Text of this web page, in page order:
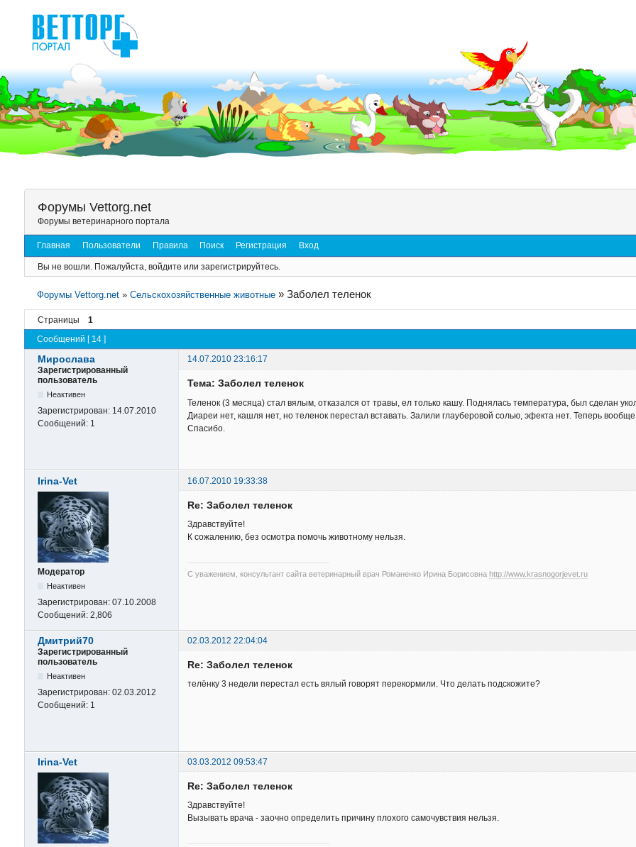
Форумы Vettorg.net
Форумы ветеринарного портала
Главная Пользователи Правила Поиск Регистрация Вход
Вы не вошли. Пожалуйста, войдите или зарегистрируйтесь.
Форумы Vettorg.net »Сельскохозяйственные животные »Заболел теленок
Страницы 1
Сообщений [ 14 ]
Мирослава
14.07.2010 23:16:17
Зарегистрированный
пользователь
Неактивен
Зарегистрирован: 14.07.2010
Сообщений: 1
Тема: Заболел теленок
Теленок (3 месяца) стал вялым, отказался от травы, ел только кашу. Поднялась температура, был сделан
Диареи нет, кашля нет, но теленок перестал вставать. Залили глауберовой солью, эфекта нет. Теперь
Спасибо.
Irina-Vet 16.07.2010 19:33:38
Модератор
Неактивен
Зарегистрирован: 07.10.2008
Сообщений: 2,806
Re: Заболел теленок
Здравствуйте!
К сожалению, без осмотра помочь животному нельзя.
С уважением, консультант сайта ветеринарный врач Романенко Ирина Борисовна http://www.krasnogorjevet.ru
Дмитрий70
02.03.2012 22:04:04
Зарегистрированный
пользователь
Неактивен
Зарегистрирован: 02.03.2012
Сообщений: 1
Re: Заболел теленок
телёнку 3 недели перестал есть вялый говорят перекормили. Что делать подскожите?
Irina-Vet 03.03.2012 09:53:47
Re: Заболел теленок
Здравствуйте!
Вызывать врача - заочно определить причину плохого самочувствия нельзя.